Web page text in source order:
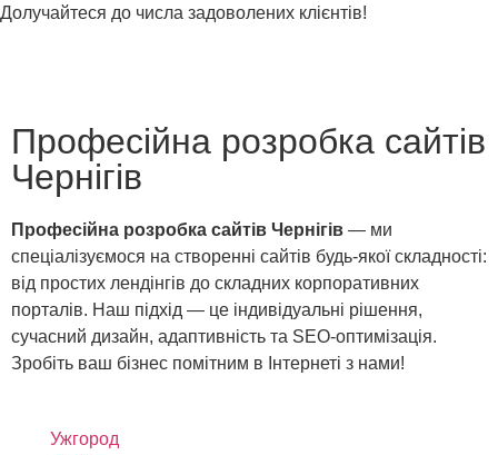
Долучайтеся до числа задоволених клієнтів!
Професійна розробка сайтів
Чернігів
Професійна розробка сайтів Чернігів — ми
спеціалізуємося на створенні сайтів будь-якої складності:
від простих лендінгів до складних корпоративних
порталів. Наш підхід — це індивідуальні рішення,
сучасний дизайн, адаптивність та SEO-оптимізація.
Зробіть ваш бізнес помітним в Інтернеті з нами!
Ужгород